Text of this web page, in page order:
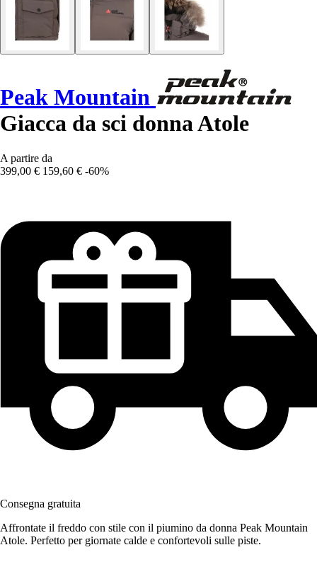
Peak Mountain
Giacca da sci donna Atole
A partire da
399,00 € 159,60 € -60%
Consegna gratuita
Affrontate il freddo con stile con il piumino da donna Peak Mountain
Atole. Perfetto per giornate calde e confortevoli sulle piste.